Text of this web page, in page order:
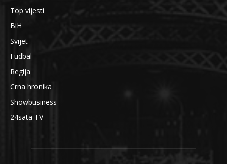
Top vijesti
BiH
Svijet
Fudbal
Regija
Crna hronika
Showbusiness
24sata TV